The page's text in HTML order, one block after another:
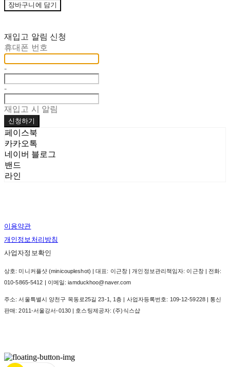
장바구니에 담기
재입고 알림 신청
휴대폰 번호
-
-
재입고 시 알림
신청하기
페이스북
카카오톡
네이버 블로그
밴드
라인
이용약관
개인정보처리방침
사업자정보확인
상호: 미니커플샷 (minicoupleshot) | 대표: 이근창 | 개인정보관리책임자: 이근창 | 전화:
010-5865-5412 | 이메일: iamduckhoo@naver.com
주소: 서울특별시 양천구 목동로25길 23-1, 1층 | 사업자등록번호: 109-12-59228| 통신
판매:2011-서울강서-0130 | 호스팅제공자: (주)식스샵